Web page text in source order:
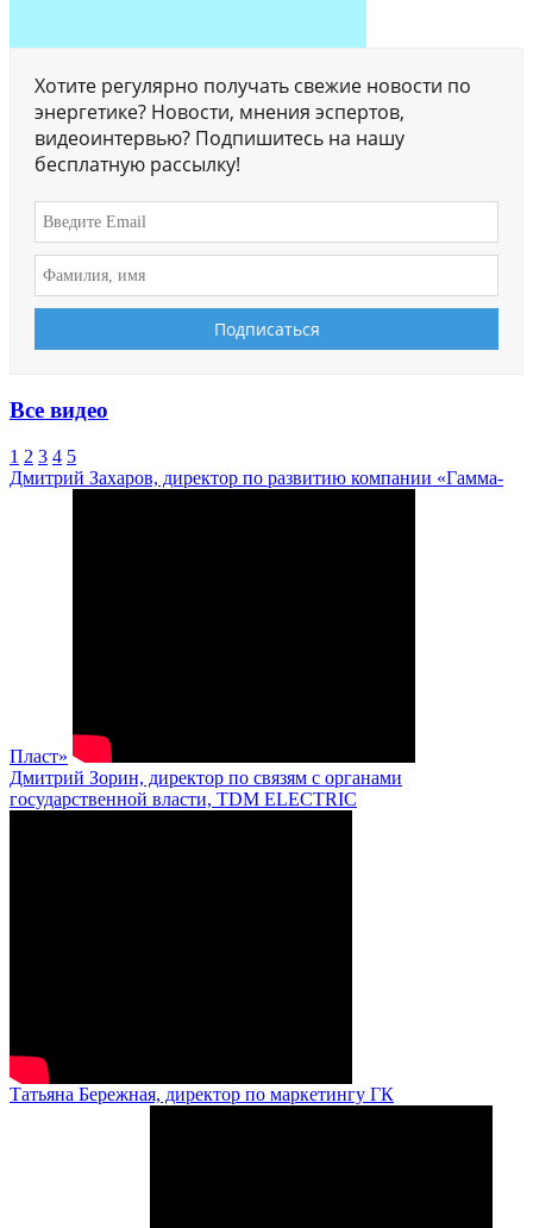
Хотите регулярно получать свежие новости по
энергетике? Новости, мнения эспертов,
видеоинтервью? Подпишитесь на нашу
бесплатную рассылку!
Все видео
1 2 3 4 5
Дмитрий Захаров, директор по развитию компании «Гамма-
Пласт»
Дмитрий Зорин, директор по связям с органами
государственной власти, TDM ELECTRIC
Татьяна Бережная, директор по маркетингу ГК